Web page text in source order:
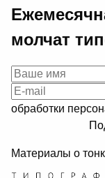
молчат
обработки
Материалы о